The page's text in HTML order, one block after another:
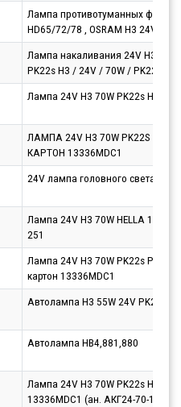
Лампа противотуманных фар H3
HD65/72/78 , OSRAM H3 24V 70W
Лампа накаливания 24V H3
PK22s H3 / 24V / 70W / PK22s /
Лампа 24V H3 70W PK22s Heavy
ЛАМПА 24V H3 70W PK22S
КАРТОН 13336MDC1
24V лампа головного света H3
Лампа 24V H3 70W HELLA 1 шт.
251
Лампа 24V H3 70W PK22s
картон 13336MDC1
Автолампа H3 55W 24V PK22s
Автолампа HB4,881,880
Лампа 24V H3 70W PK22s Heavy
13336MDC1 (ан. АКГ24-70-1(НЗ))